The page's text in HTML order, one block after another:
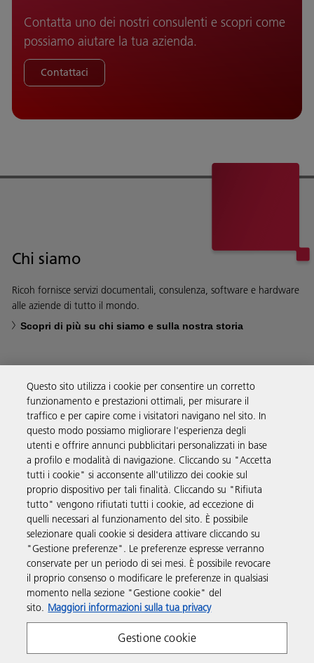
Contatta uno dei nostri consulenti e scopri come
possiamo aiutare la tua azienda.
Contattaci
Chi siamo
Ricoh fornisce servizi documentali, consulenza, software e hardware
alle aziende di tutto il mondo.
Scopri di più su chi siamo e sulla nostra storia
Soluzioni
Prodotti e servizi
Supporto
Link utili
Seguici sui social
Questo sito utilizza i cookie per consentire un corretto
funzionamento e prestazioni ottimali, per misurare il
traffico e per capire come i visitatori navigano nel sito. In
questo modo possiamo migliorare l'esperienza degli
utenti e offrire annunci pubblicitari personalizzati in base
a profilo e modalità di navigazione. Cliccando su "Accetta
tutti i cookie" si acconsente all'utilizzo dei cookie sul
proprio dispositivo per tali finalità. Cliccando su "Rifiuta
tutto" vengono rifiutati tutti i cookie, ad eccezione di
quelli necessari al funzionamento del sito. È possibile
selezionare quali cookie si desidera attivare cliccando su
"Gestione preferenze". Le preferenze espresse verranno
conservate per un periodo di sei mesi. È possibile revocare
il proprio consenso o modificare le preferenze in qualsiasi
momento nella sezione "Gestione cookie" del
sito. Maggiori informazioni sulla tua privacy
Gestione cookie